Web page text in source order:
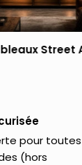
sur les
y trouveras
Street
pour toutes
(hors